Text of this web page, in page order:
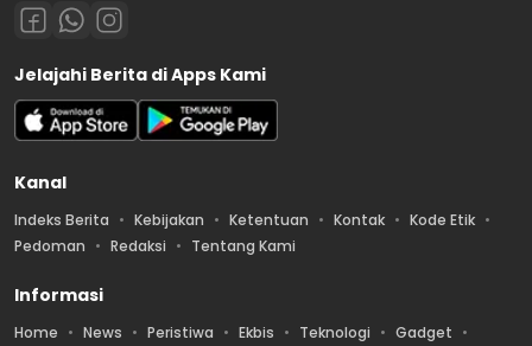
Jelajahi Berita di Apps Kami
Kanal
Indeks Berita Kebijakan Ketentuan Kontak
Kode Etik
Pedoman
Redaksi Tentang Kami
Informasi
Home News Peristiwa Ekbis Teknologi
Gadget